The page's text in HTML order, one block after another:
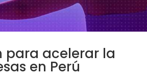
para acelerar la
en Perú